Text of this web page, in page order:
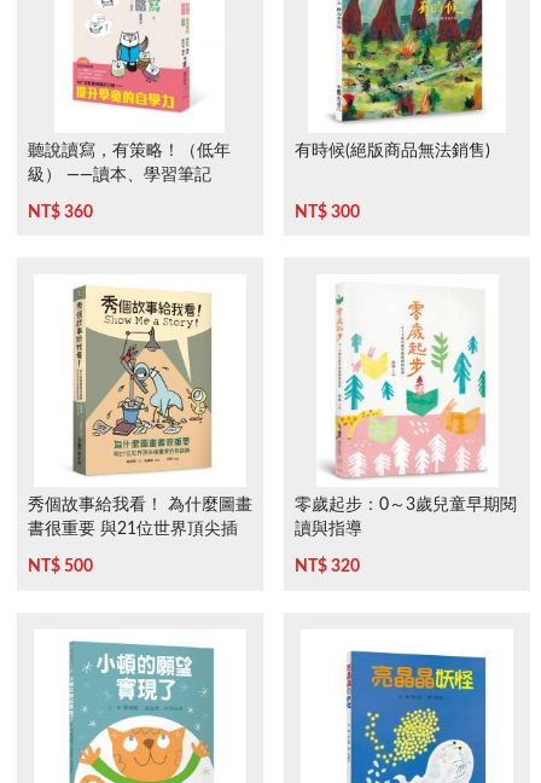
聽說讀寫，有策略！（低年
級） ——讀本、學習筆記
NT$ 360
有時候(絕版商品無法銷售)
NT$ 300
秀個故事給我看！ 為什麼圖畫
書很重要 與21位世界頂尖插
畫家的對談錄
NT$ 500
零歲起步：0～3歲兒童早期閱
讀與指導
NT$ 320